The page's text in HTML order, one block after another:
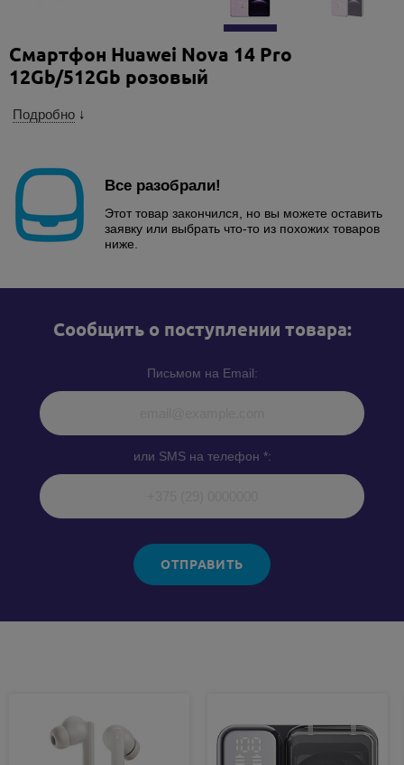
Смартфон Huawei Nova 14 Pro
12Gb/512Gb розовый
Подробно ↓
Все разобрали!
Этот товар закончился, но вы можете оставить
заявку или выбрать что-то из похожих товаров
ниже.
Cообщить о поступлении товара:
Письмом на Email:
или SMS на телефон *:
ОТПРАВИТЬ